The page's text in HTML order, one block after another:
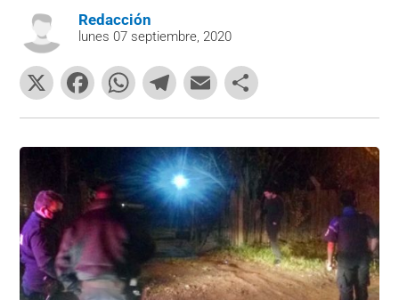
Redacción
lunes 07 septiembre, 2020
X
F
a
c
e
b
o
o
k
W
h
at
s
A
p
p
T
el
e
gr
a
m
E
m
ai
l
o
m
p
ar
tir